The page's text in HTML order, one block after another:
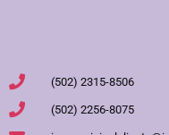
(502) 2315-8506
(502) 2256-8075